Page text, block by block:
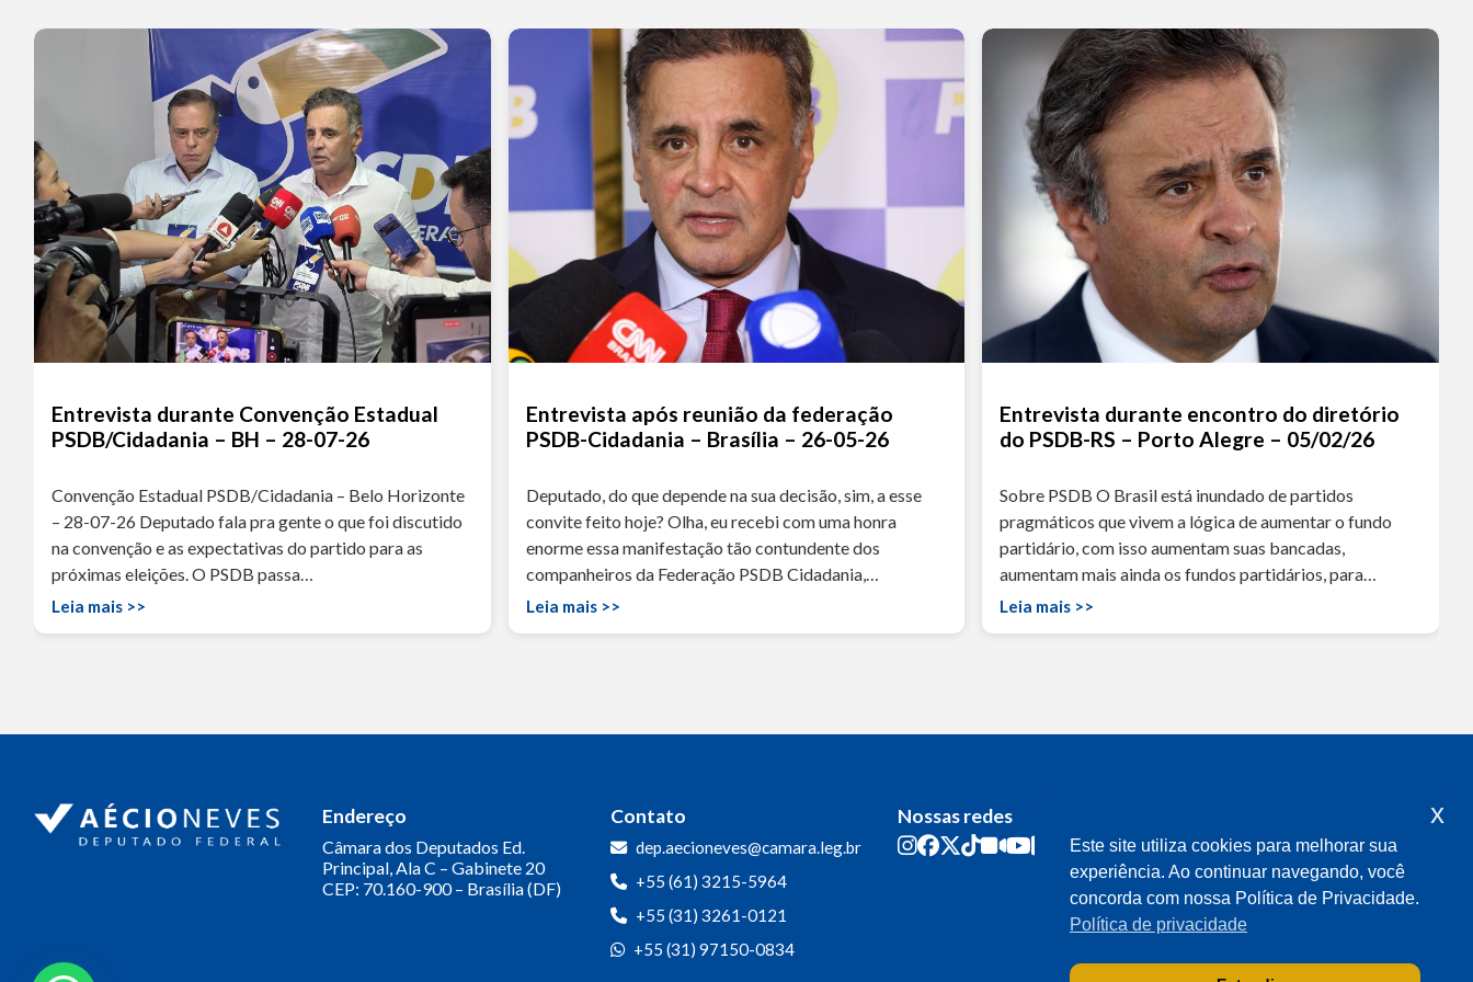
Entrevista durante Convenção Estadual
PSDB/Cidadania – BH – 28-07-26
Convenção Estadual PSDB/Cidadania – Belo Horizonte
– 28-07-26 Deputado fala pra gente o que foi discutido
na convenção e as expectativas do partido para as
próximas eleições. O PSDB passa…
Leia mais >>
Entrevista após reunião da federação
PSDB-Cidadania – Brasília – 26-05-26
Deputado, do que depende na sua decisão, sim, a esse
convite feito hoje? Olha, eu recebi com uma honra
enorme essa manifestação tão contundente dos
companheiros da Federação PSDB Cidadania,…
Leia mais >>
Entrevista durante encontro do diretório
do PSDB-RS – Porto Alegre – 05/02/26
Sobre PSDB O Brasil está inundado de partidos
pragmáticos que vivem a lógica de aumentar o fundo
partidário, com isso aumentam suas bancadas,
aumentam mais ainda os fundos partidários, para…
Leia mais >>
Endereço
Câmara dos Deputados Ed.
Principal, Ala C – Gabinete 20
CEP: 70.160-900 – Brasília (DF)
Contato
dep.aecioneves@camara.leg.br
+55 (61) 3215-5964
+55 (31) 3261-0121
+55 (31) 97150-0834
Nossas redes
Este site utiliza cookies para melhorar sua
experiência. Ao continuar navegando, você
concorda com nossa Política de Privacidade.
Política de privacidade
x